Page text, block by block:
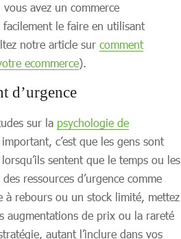
avez un commerce
le faire en utilisant
notre article sur comment
ecommerce).
d’urgence
sur la psychologie de
c’est que les gens sont
sentent que le temps ou les
ressources d’urgence comme
à rebours ou un stock limité, mettez
augmentations de prix ou la rareté
autant l’inclure dans vos